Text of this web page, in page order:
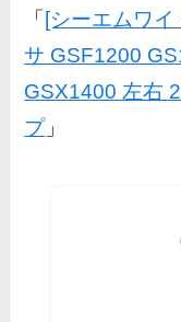
「[シーエムワ
サ GSF1200
GSX1400 左右
プ」